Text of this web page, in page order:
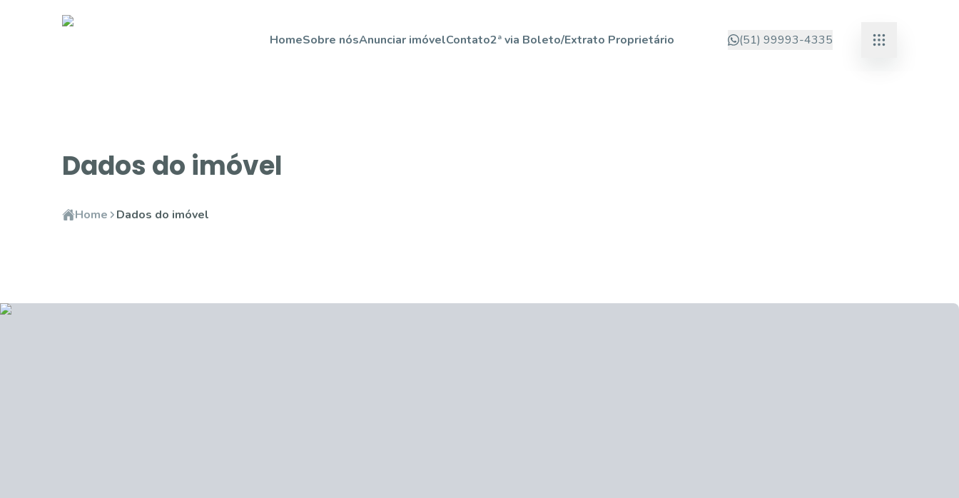
HomeSobre nósAnunciar imóvelContato2ª via Boleto/Extrato Proprietário (51) 99993-4335
Dados do imóvel
Home Dados do imóvel